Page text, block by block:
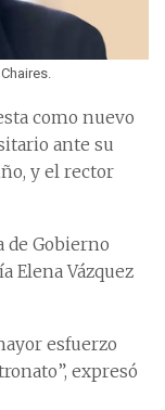
como nuevo
ante su
y el rector
de Gobierno
Elena Vázquez
esfuerzo
expresó